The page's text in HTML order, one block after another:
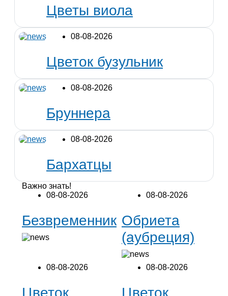
Цветы виола
08-08-2026
Цветок бузульник
08-08-2026
Бруннера
08-08-2026
Бархатцы
Важно знать!
08-08-2026
Безвременник
08-08-2026
Обриета
(аубреция)
08-08-2026 08-08-2026